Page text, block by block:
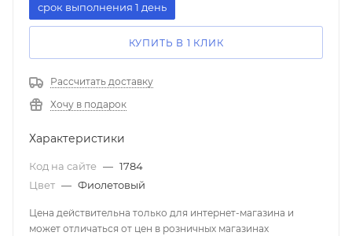
срок выполнения 1 день
КУПИТЬ В 1 КЛИК
Рассчитать доставку
Хочу в подарок
Характеристики
Код на сайте — 1784
Цвет — Фиолетовый
Цена действительна только для интернет-магазина и
может отличаться от цен в розничных магазинах